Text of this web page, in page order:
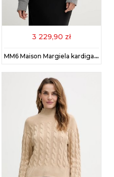
3 229,90 zł
MM6 Maison Margiela kardigan z dodatkiem wełny damski kolor szary S62HP0036.M13187.854